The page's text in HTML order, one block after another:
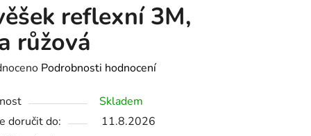
reflexní 3M,
růžová
Podrobnosti hodnocení
Skladem
doručit do:
11.8.2026